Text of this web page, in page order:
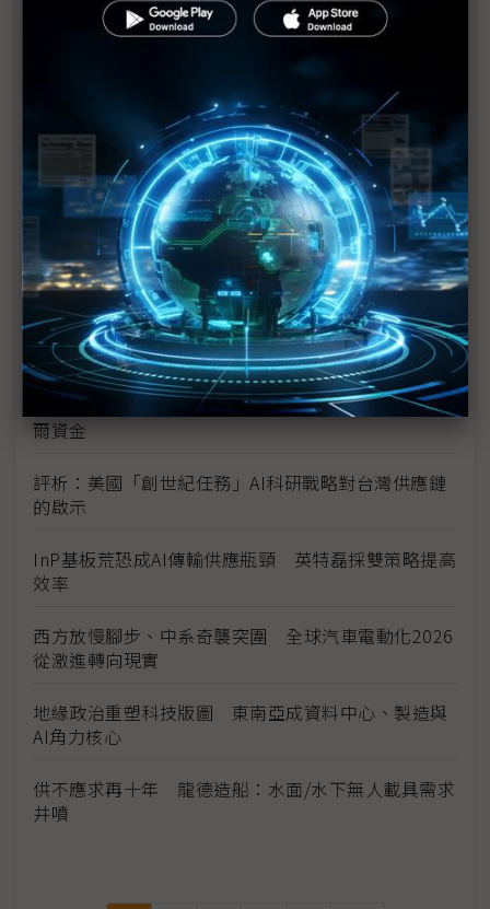
未蒙其利先受其害 美國製造業景氣連9個月衰退
H200效能翻6倍、價格增3成 NVIDIA「清庫存」仍
讓中國動心
豐田目標2026全球生產破千萬輛 HEV需求強勁跨越
電動車放緩影響
東南亞各國與美貿易協議持續推進 2026聚焦關鍵礦
產、轉口問題
陳立武與川普關鍵40分鐘會談 將政治阻力化為英特
爾資金
評析：美國「創世紀任務」AI科研戰略對台灣供應鏈
的啟示
InP基板荒恐成AI傳輸供應瓶頸 英特磊採雙策略提高
效率
西方放慢腳步、中系奇襲突圍 全球汽車電動化2026
從激進轉向現實
地緣政治重塑科技版圖 東南亞成資料中心、製造與
AI角力核心
供不應求再十年 龍德造船：水面/水下無人載具需求
井噴